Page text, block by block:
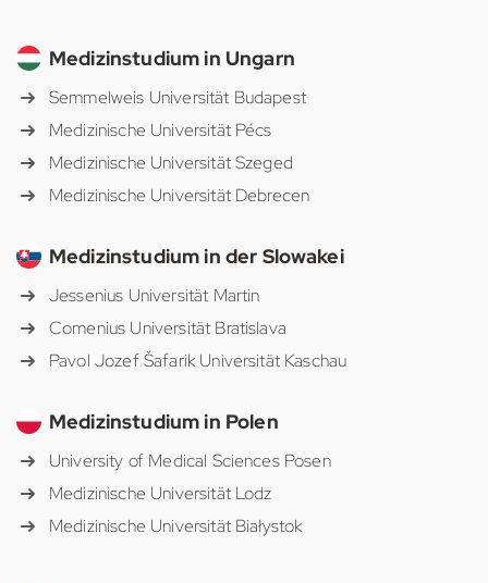
Medizinstudium in Ungarn
Semmelweis Universität Budapest
Medizinische Universität Pécs
Medizinische Universität Szeged
Medizinische Universität Debrecen
Medizinstudium in der Slowakei
Jessenius Universität Martin
Comenius Universität Bratislava
Pavol Jozef Šafarik Universität Kaschau
Medizinstudium in Polen
University of Medical Sciences Posen
Medizinische Universität Lodz
Medizinische Universität Białystok